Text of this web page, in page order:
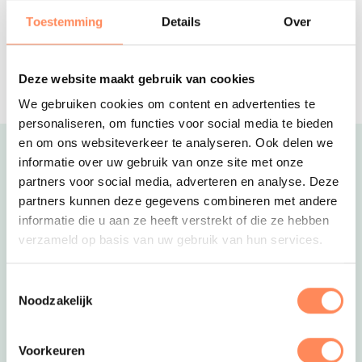
Toestemming Details Over
Deze website maakt gebruik van cookies
We gebruiken cookies om content en advertenties te
personaliseren, om functies voor social media te bieden
en om ons websiteverkeer te analyseren. Ook delen we
informatie over uw gebruik van onze site met onze
partners voor social media, adverteren en analyse. Deze
partners kunnen deze gegevens combineren met andere
informatie die u aan ze heeft verstrekt of die ze hebben
verzameld op basis van uw gebruik van hun services.
Noodzakelijk
Voorkeuren
Met zwembad, restaurants, bowling en
meer; alles onder 1 dak!
Uitgelicht